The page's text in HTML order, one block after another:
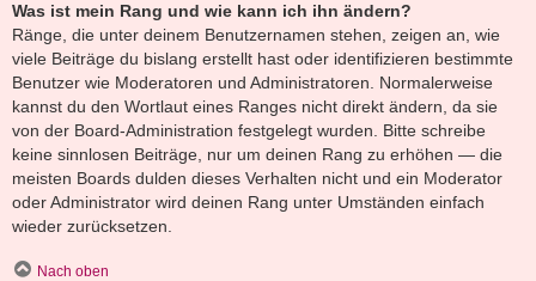
Was ist mein Rang und wie kann ich ihn ändern?
Ränge, die unter deinem Benutzernamen stehen, zeigen an, wie
viele Beiträge du bislang erstellt hast oder identifizieren bestimmte
Benutzer wie Moderatoren und Administratoren. Normalerweise
kannst du den Wortlaut eines Ranges nicht direkt ändern, da sie
von der Board-Administration festgelegt wurden. Bitte schreibe
keine sinnlosen Beiträge, nur um deinen Rang zu erhöhen — die
meisten Boards dulden dieses Verhalten nicht und ein Moderator
oder Administrator wird deinen Rang unter Umständen einfach
wieder zurücksetzen.
Nach oben